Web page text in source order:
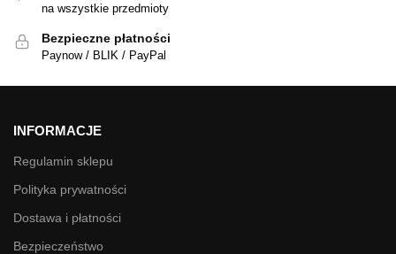
na wszystkie przedmioty
Bezpieczne płatności
Paynow / BLIK / PayPal
INFORMACJE
Regulamin sklepu
Polityka prywatności
Dostawa i płatności
Bezpieczeństwo